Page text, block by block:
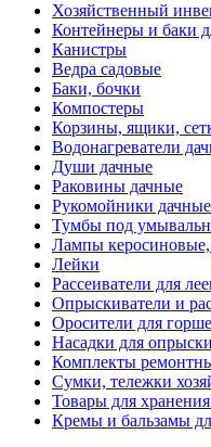
Хозяйственный
Контейнеры и баки
Канистры
Ведра садовые
Баки, бочки
Компостеры
Корзины, ящики,
Водонагреватели
Души дачные
Раковины дачные
Рукомойники дачные
Тумбы под
Лампы керосиновые,
Лейки
Рассеиватели для
Опрыскиватели и
Оросители для
Насадки для
Комплекты
Сумки, тележки
Товары для
Кремы и бальзамы